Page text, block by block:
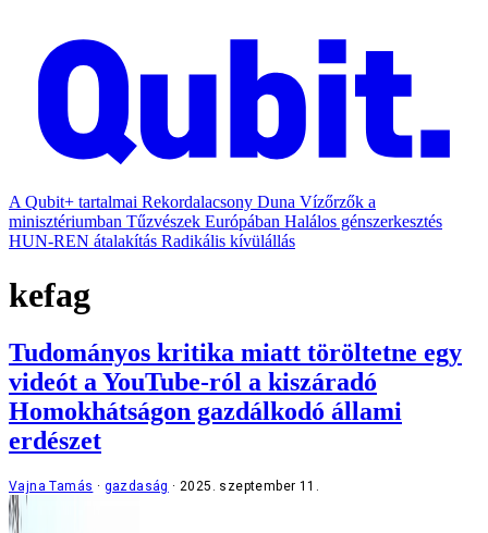
A Qubit+ tartalmai Rekordalacsony Duna Vízőrzők a
minisztériumban Tűzvészek Európában Halálos génszerkesztés
HUN-REN átalakítás Radikális kívülállás
kefag
Tudományos kritika miatt töröltetne egy
videót a YouTube-ról a kiszáradó
Homokhátságon gazdálkodó állami
erdészet
Vajna Tamás gazdaság 2025. szeptember 11.